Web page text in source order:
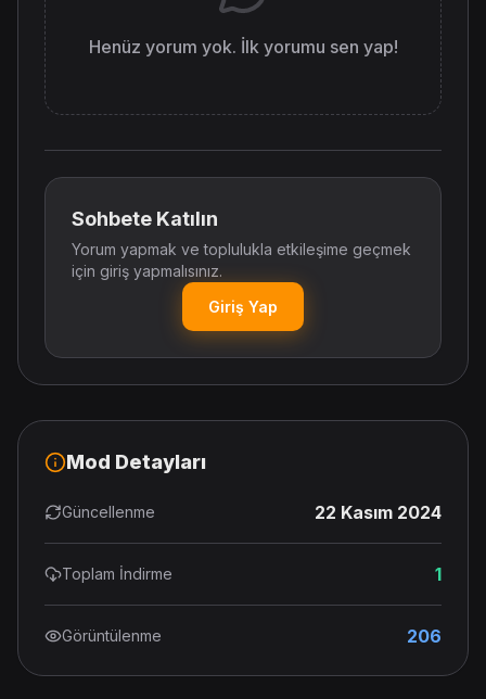
Henüz yorum yok. İlk yorumu sen yap!
Sohbete Katılın
Yorum yapmak ve toplulukla etkileşime geçmek
için giriş yapmalısınız.
Giriş Yap
Mod Detayları
Güncellenme 22 Kasım 2024
Toplam İndirme 1
Görüntülenme 206